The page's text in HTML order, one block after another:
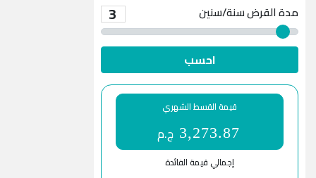
مدة القرض 3 سنة/سنين
احسب
قيمة القسط الشهري
3,273.87 ج.م
إجمالي قيمة الفائدة